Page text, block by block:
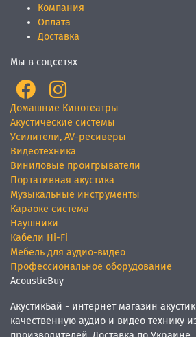
Компания
Оплата
Доставка
Мы в соцсетях
Домашние Кинотеатры
Акустические системы
Усилители, AV-ресиверы
Видеотехника
Виниловые проигрыватели
Портативная акустика
Музыкальные инструменты
Караоке система
Наушники
Кабели Hi-Fi
Мебель для аудио-видео
Профессиональное оборудование
AcousticBuy
АкустикБай - интернет магазин
качественную аудио и видео технику